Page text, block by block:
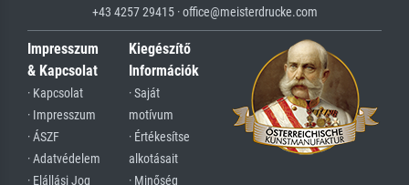
+43 4257 29415 · office@meisterdrucke.com
Impresszum
& Kapcsolat
· Kapcsolat
· Impresszum
· ÁSZF
· Adatvédelem
· Elállási Jog
Kiegészítő
Információk
· Saját
motívum
· Értékesítse
alkotásait
· Minőség